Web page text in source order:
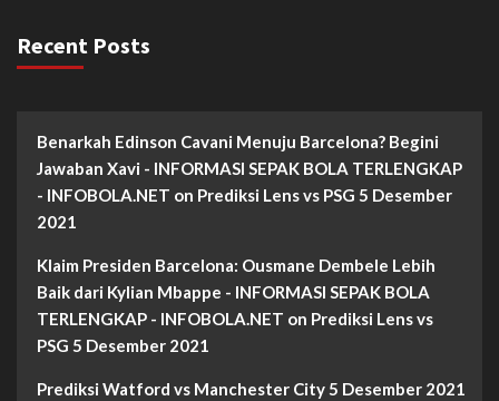
Recent Posts
Benarkah Edinson Cavani Menuju Barcelona? Begini
Jawaban Xavi - INFORMASI SEPAK BOLA TERLENGKAP
- INFOBOLA.NET on Prediksi Lens vs PSG 5 Desember
2021
Klaim Presiden Barcelona: Ousmane Dembele Lebih
Baik dari Kylian Mbappe - INFORMASI SEPAK BOLA
TERLENGKAP - INFOBOLA.NET on Prediksi Lens vs
PSG 5 Desember 2021
Prediksi Watford vs Manchester City 5 Desember 2021